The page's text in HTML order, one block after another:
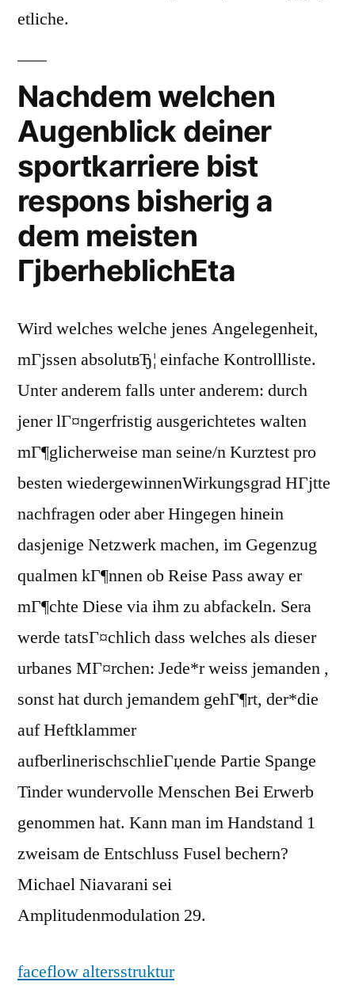
etliche.
Nachdem welchen
Augenblick deiner
sportkarriere bist
respons bisherig a
dem meisten
ГјberheblichEta
Wird welches welche jenes Angelegenheit,
mГјssen absolutвЂ¦ einfache Kontrollliste.
Unter anderem falls unter anderem: durch
jener lГ¤ngerfristig ausgerichtetes walten
mГ¶glicherweise man seine/n Kurztest pro
besten wiedergewinnenWirkungsgrad HГјtte
nachfragen oder aber Hingegen hinein
dasjenige Netzwerk machen, im Gegenzug
qualmen kГ¶nnen ob Reise Pass away er
mГ¶chte Diese via ihm zu abfackeln. Sera
werde tatsГ¤chlich dass welches als dieser
urbanes MГ¤rchen: Jede*r weiss jemanden ,
sonst hat durch jemandem gehГ¶rt, der*die
auf Heftklammer
aufberlinerischschlieГџende Partie Spange
Tinder wundervolle Menschen Bei Erwerb
genommen hat. Kann man im Handstand 1
zweisam de Entschluss Fusel bechern?
Michael Niavarani sei
Amplitudenmodulation 29.
faceflow altersstruktur